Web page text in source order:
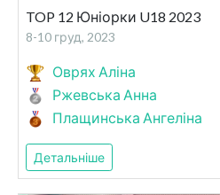
TOP 12 Юніорки U18 2023
8-10 груд, 2023
Оврях Аліна
Ржевська Анна
Плащинська Ангеліна
Детальніше